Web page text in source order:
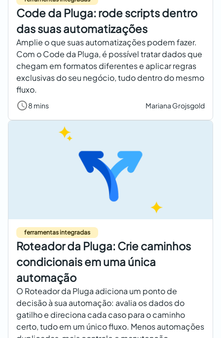
Code da Pluga: rode scripts dentro
das suas automatizações
Amplie o que suas automatizações podem fazer.
Com o Code da Pluga, é possível tratar dados que
chegam em formatos diferentes e aplicar regras
exclusivas do seu negócio, tudo dentro do mesmo
fluxo.
8 mins Mariana Grojsgold
ferramentas integradas
Roteador da Pluga: Crie caminhos
condicionais em uma única
automação
O Roteador da Pluga adiciona um ponto de
decisão à sua automação: avalia os dados do
gatilho e direciona cada caso para o caminho
certo, tudo em um único fluxo. Menos automações